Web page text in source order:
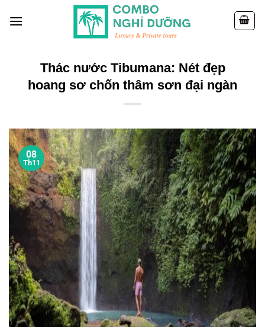
Thác nước Tibumana: Nét đẹp
hoang sơ chốn thâm sơn đại ngàn
08
Th11